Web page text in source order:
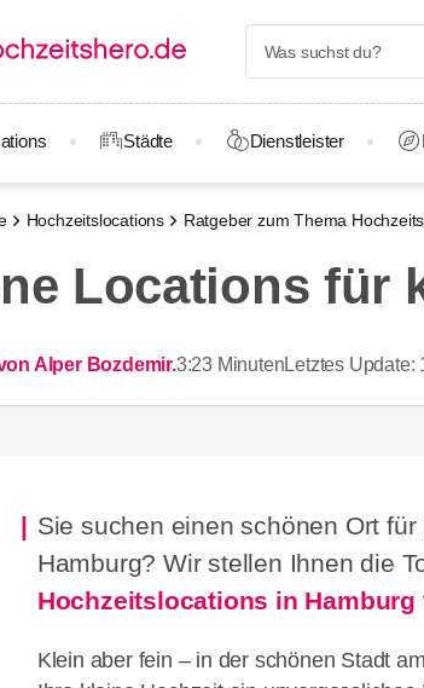
Städte Dienstleister
Hochzeitslocations Ratgeber zum Thema
Locations für
Alper Bozdemir.3:23 MinutenLetztes Update:
Sie suchen einen schönen Ort
Hamburg? Wir stellen Ihnen die
Hochzeitslocations in Hamburg
Klein aber fein – in der schönen Stadt